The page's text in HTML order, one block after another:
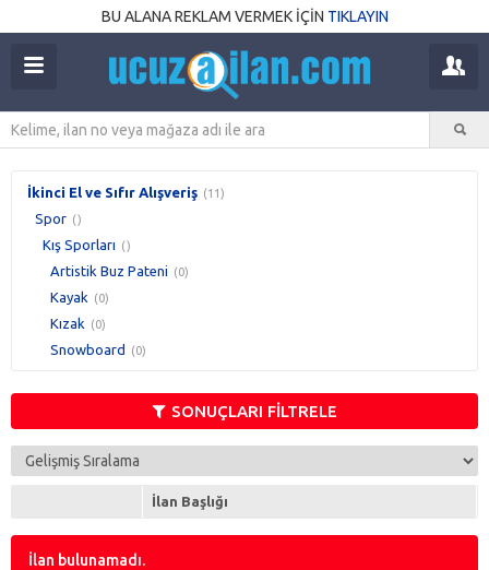
BU ALANA REKLAM VERMEK İÇİN TIKLAYIN
İkinci El ve Sıfır Alışveriş (11)
Spor ()
Kış Sporları ()
Artistik Buz Pateni (0)
Kayak (0)
Kızak (0)
Snowboard (0)
SONUÇLARI FİLTRELE
İlan Başlığı
İlan bulunamadı.